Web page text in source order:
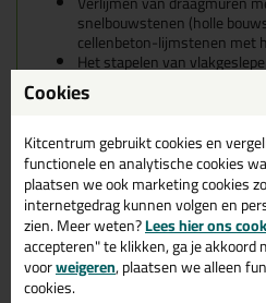
snelbouwstenen (holle
cellenbeton-lijmstenen met
Het stapelen van
meergezinswoningen tot een
Geschikte
de Easy Fix
Draagmuren met
snelbouwstenen (holle
cellenbeton-lijmstenen met
Cookies
Kitcentrum gebruikt cookies en
functionele en analytische cookies
plaatsen we ook marketing cookies
internetgedrag kunnen volgen en
zien. Meer weten?Lees hier ons
accepteren" te klikken, ga je akkoord
voorweigeren, plaatsen we alleen
cookies.